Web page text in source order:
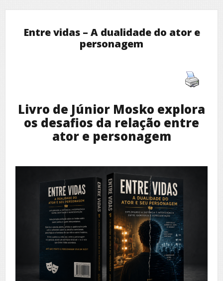
Entre vidas – A dualidade do ator e
personagem
Livro de Júnior Mosko explora
os desafios da relação entre
ator e personagem